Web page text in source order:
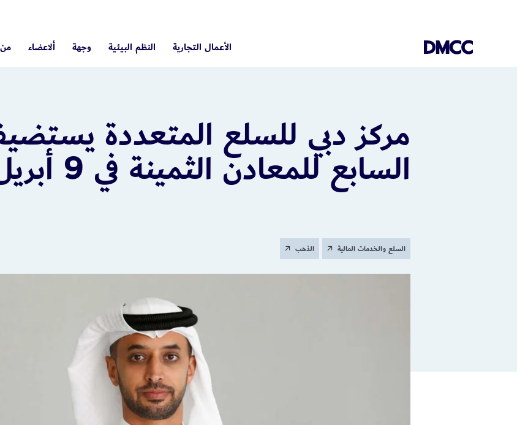
الأعمال التجارية النظم البيئية وجهة ألاعضاء
مركز دبي للسلع المتعددة
السابع للمعادن الثمينة في 9 أبريل 2018
السلع والخدمات المالية الذهب